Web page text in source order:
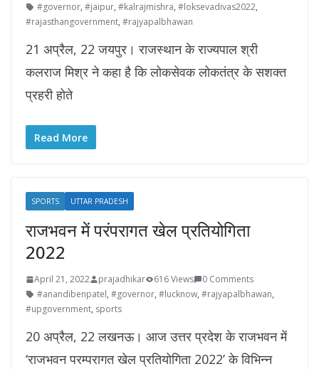
#governor, #jaipur, #kalrajmishra, #loksevadivas2022,
#rajasthangovernment, #rajyapalbhawan
21 अप्रैल, 22 जयपुर। राजस्थान के राज्यपाल श्री
कलराज मिश्र ने कहा है कि लोकसेवक लोकतंत्र के सशक्त
प्रहरी होते
Read More
SPORTS UTTAR PRADESH
राजभवन में परंपरागत खेल प्रतियोगिता
2022
April 21, 2022 prajadhikar 616 Views
0 Comments
#anandibenpatel, #governor, #lucknow, #rajyapalbhawan,
#upgovernment, sports
20 अप्रैल, 22 लखनऊ। आज उत्तर प्रदेश के राजभवन में
‘राजभवन परम्परागत खेल प्रतियोगिता 2022’ के विभिन्न